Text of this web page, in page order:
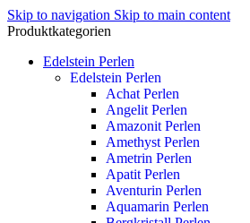
Skip to navigation Skip to main content
Produktkategorien
Edelstein Perlen
Edelstein Perlen
Achat Perlen
Angelit Perlen
Amazonit Perlen
Amethyst Perlen
Ametrin Perlen
Apatit Perlen
Aventurin Perlen
Aquamarin Perlen